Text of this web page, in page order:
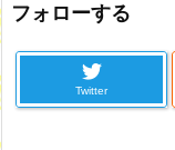
フォローする
Twitter